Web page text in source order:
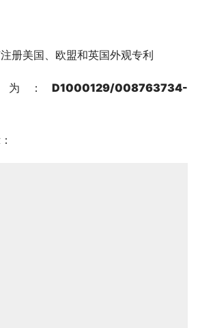
册美国、欧盟和英国外观专利
为： D1000129/008763734-